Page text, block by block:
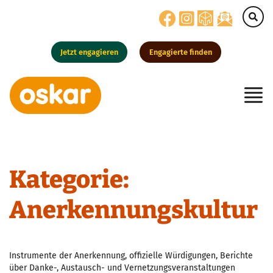
Jetzt engagieren Engagierte finden
Hauptnavigation
Kategorie:
Anerkennungskultur
Instrumente der Anerkennung, offizielle Würdigungen, Berichte
über Danke-, Austausch- und Vernetzungsveranstaltungen